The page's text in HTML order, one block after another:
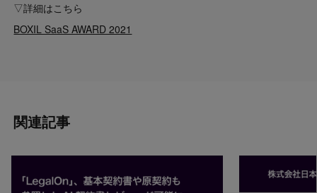
▽詳細はこちら
BOXIL SaaS AWARD 2021
関連記事